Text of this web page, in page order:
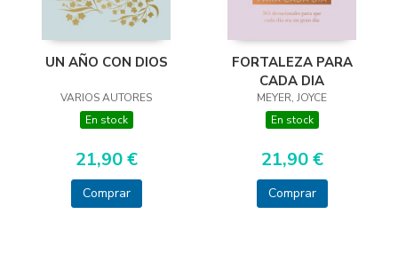
UN AÑO CON DIOS
VARIOS AUTORES
En stock
21,90 €
Comprar
FORTALEZA PARA
CADA DIA
MEYER, JOYCE
En stock
21,90 €
Comprar